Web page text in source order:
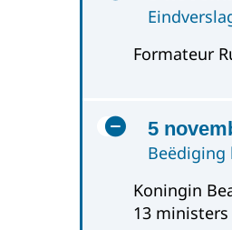
Formateur
5
Beëdiging
Koningin
13